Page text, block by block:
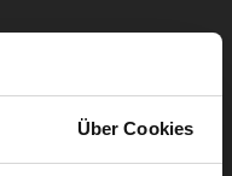
Über Cookies